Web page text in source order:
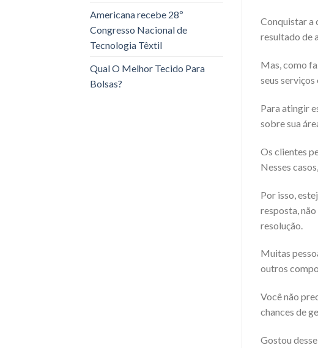
Americana recebe 28º
Congresso Nacional de
Tecnologia Têxtil
Qual O Melhor Tecido Para
Bolsas?
Conquistar a
resultado de
Mas, como
seus
Para atingir
sobre sua
Os clientes
Nesses
Por isso,
resposta,
resolução.
Muitas
outros
Você não
chances de
Gostou